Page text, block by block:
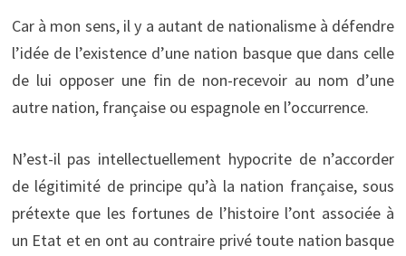
Car à mon sens, il y a autant de nationalisme à défendre
l’idée de l’existence d’une nation basque que dans celle
de lui opposer une fin de non-recevoir au nom d’une
autre nation, française ou espagnole en l’occurrence.
N’est-il pas intellectuellement hypocrite de n’accorder
de légitimité de principe qu’à la nation française, sous
prétexte que les fortunes de l’histoire l’ont associée à
un Etat et en ont au contraire privé toute nation basque